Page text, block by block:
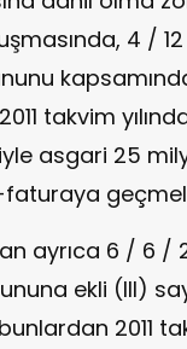
4 /
takvim
asgari 25
faturaya
ayrıca 6 / 6 /
ekli (III)
2011